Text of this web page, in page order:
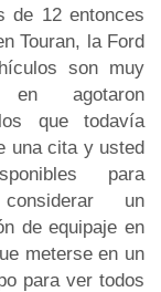
de 12 entonces
Touran, la Ford
son muy
agotaron
que todavía
una cita y usted
para
un
de equipaje en
meterse en un
para ver todos